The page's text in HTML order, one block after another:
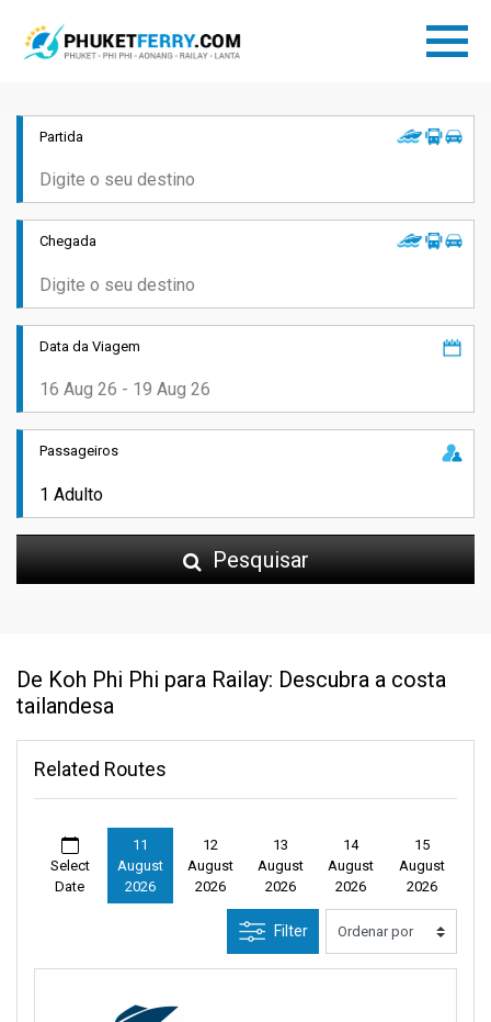
Partida
Chegada
Data da Viagem
Passageiros
Pesquisar
De Koh Phi Phi para Railay: Descubra a costa
tailandesa
Related Routes
Select
Date
11
August
2026
12
August
2026
13
August
2026
14
August
2026
15
August
2026
Filter